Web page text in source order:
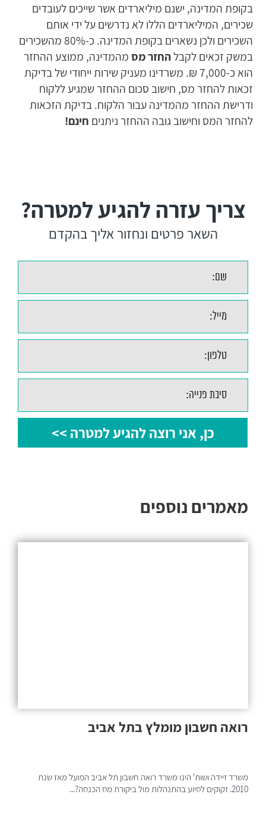
בקופת המדינה, ישנם מיליארדים אשר שייכים לעובדים
שכירים, המיליארדים הללו לא נדרשים על ידי אותם
השכירים ולכן נשארים בקופת המדינה. כ-80% מהשכירים
במשק זכאים לקבלהחזר מסמהמדינה, ממוצע ההחזר
הוא כ-7,000 ₪. משרדינו מעניק שירות ייחודי של בדיקת
זכאות להחזר מס, חישוב סכום ההחזר שמגיע ללקוח
ודרישת ההחזר מהמדינה עבור הלקוח. בדיקת הזכאות
להחזר המס וחישוב גובה ההחזר ניתנים חינם!
צריך עזרה להגיע למטרה?
השאר פרטים ונחזור אליך בהקדם
מאמרים נוספים
רואה חשבון מומלץ בתל אביב
משרד זיידה ושות' הינו משרד רואה חשבון תל אביב הפועל מאז שנת
2010. זקוקים לסיוע בהתנהלות מול ביקורת מס הכנסה?...